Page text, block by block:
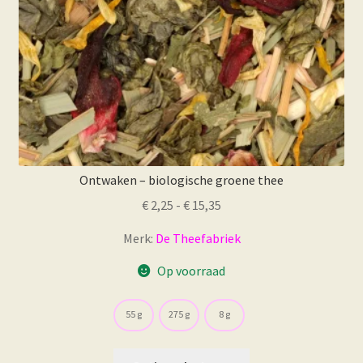
productpagina
Ontwaken – biologische groene thee
€ 2,25 - € 15,35
tot
€ 15,35
Merk: De Theefabriek
Op voorraad
55 g 275 g 8 g